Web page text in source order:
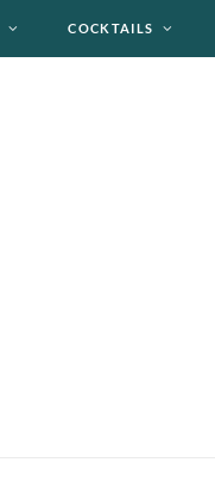
COCKTAILS